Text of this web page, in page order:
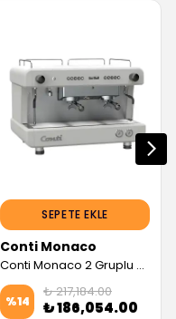
SEPETE EKLE
Conti Monaco
Conti Monaco 2 Gruplu Tam Otomatik Espresso Kahve Makinesi (Beyaz, CC202 DTC) (Servis Garantili)
%14
₺ 217,184.00
₺ 186,054.00